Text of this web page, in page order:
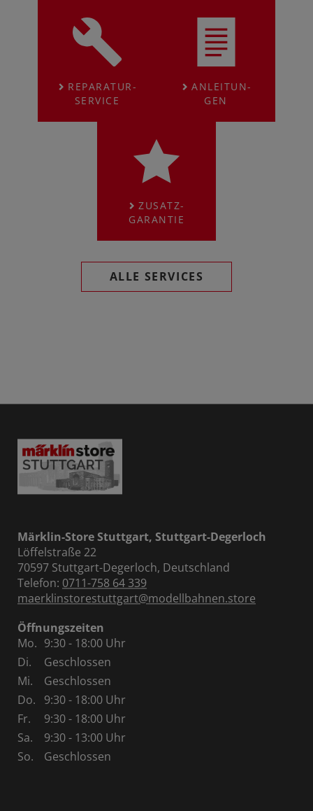
REPARATUR-
SERVICE
AN­LEI­TUN­
GEN
ZUSATZ-
GARANTIE
ALLE SERVICES
Märklin-Store Stuttgart, Stuttgart-Degerloch
Löffelstraße 22
70597 Stuttgart-Degerloch, Deutschland
Telefon: 0711-758 64 339
maerklinstorestuttgart@modellbahnen.store
Öffnungszeiten
Mo. 9:30 - 18:00 Uhr
Di.
Geschlossen
Mi.
Geschlossen
Do.
9:30 - 18:00 Uhr
Fr.
9:30 - 18:00 Uhr
Sa.
9:30 - 13:00 Uhr
So.
Geschlossen